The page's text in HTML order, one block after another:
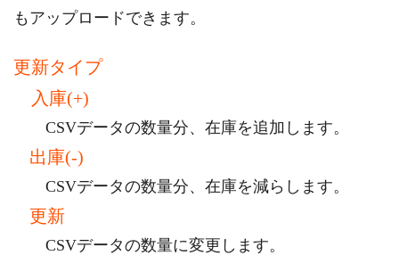
もアップロードできます。
更新タイプ
入庫(+)
CSVデータの数量分、在庫を追加します。
出庫(-)
CSVデータの数量分、在庫を減らします。
更新
CSVデータの数量に変更します。